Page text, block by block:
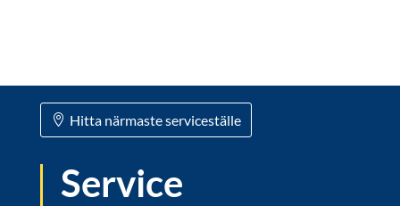
Hitta närmaste serviceställe
Service